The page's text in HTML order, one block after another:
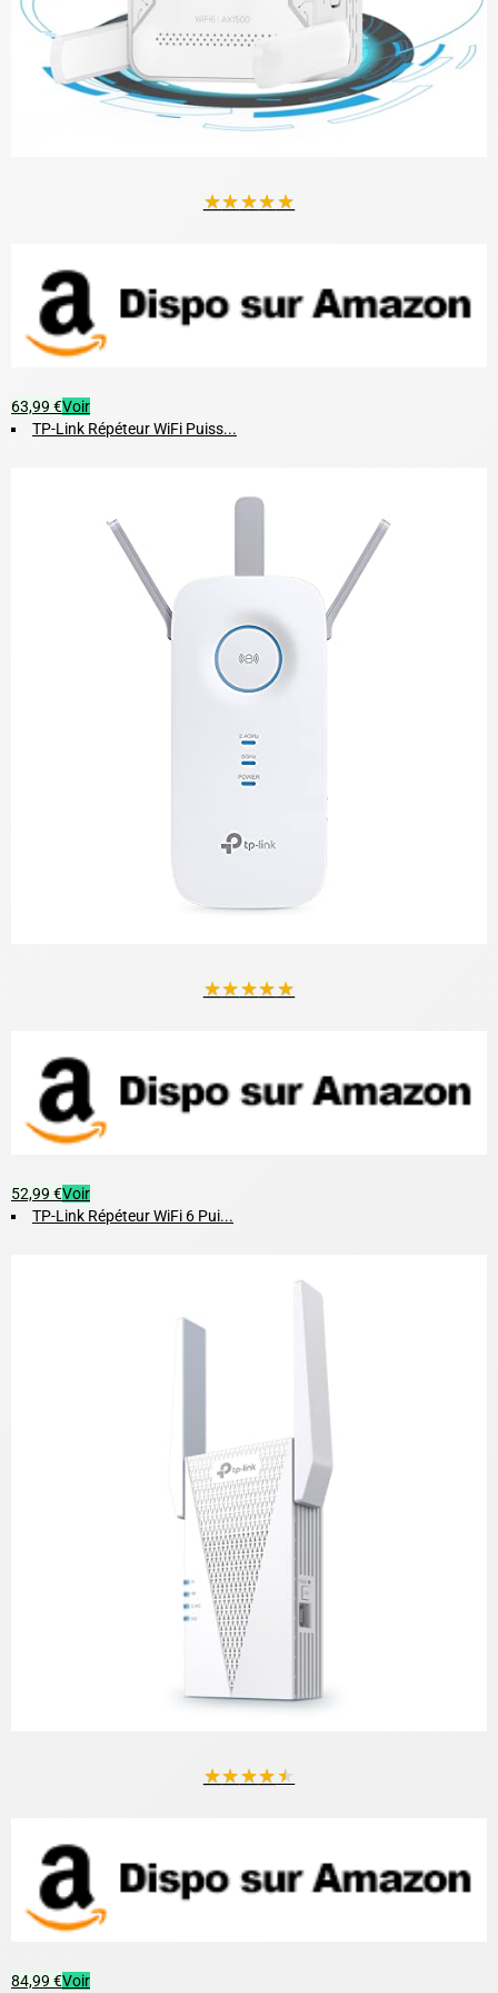
★★★★★
63,99 €Voir
TP-Link Répéteur WiFi Puiss...
★★★★★
52,99 €Voir
TP-Link Répéteur WiFi 6 Pui...
★★★★★
84,99 €Voir